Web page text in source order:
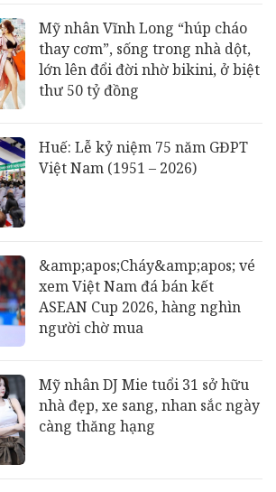
Mỹ nhân Vĩnh Long “húp cháo
thay cơm”, sống trong nhà dột,
lớn lên đổi đời nhờ bikini, ở biệt
thư 50 tỷ đồng
Huế: Lễ kỷ niệm 75 năm GĐPT
Việt Nam (1951 – 2026)
&amp;apos;Cháy&amp;apos; vé
xem Việt Nam đá bán kết
ASEAN Cup 2026, hàng nghìn
người chờ mua
Mỹ nhân DJ Mie tuổi 31 sở hữu
nhà đẹp, xe sang, nhan sắc ngày
càng thăng hạng